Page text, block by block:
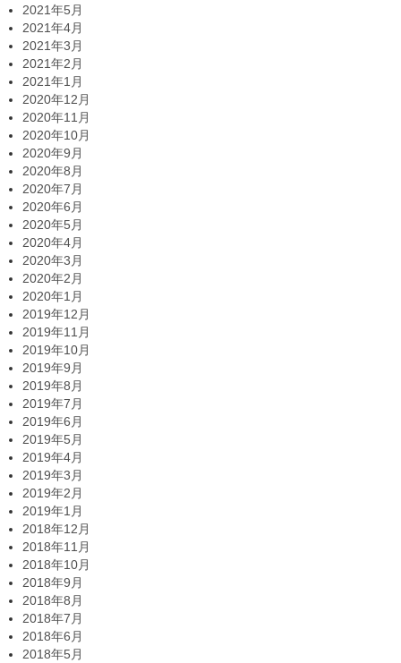
2021年5月
2021年4月
2021年3月
2021年2月
2021年1月
2020年12月
2020年11月
2020年10月
2020年9月
2020年8月
2020年7月
2020年6月
2020年5月
2020年4月
2020年3月
2020年2月
2020年1月
2019年12月
2019年11月
2019年10月
2019年9月
2019年8月
2019年7月
2019年6月
2019年5月
2019年4月
2019年3月
2019年2月
2019年1月
2018年12月
2018年11月
2018年10月
2018年9月
2018年8月
2018年7月
2018年6月
2018年5月